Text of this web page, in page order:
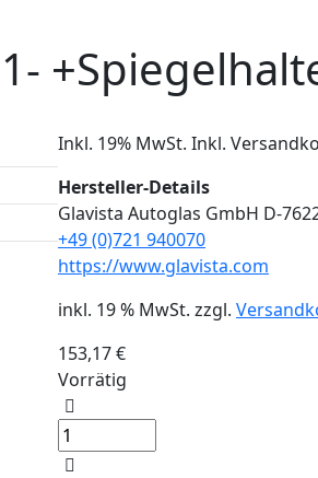
Inkl. 19% MwSt. Inkl.
Hersteller-Details
Glavista Autoglas GmbH D-
+49 (0)721 940070
https://www.glavista.com
inkl. 19 % MwSt. zzgl.
153,17€
Vorrätig
Windschutzscheibe
Frontscheibe